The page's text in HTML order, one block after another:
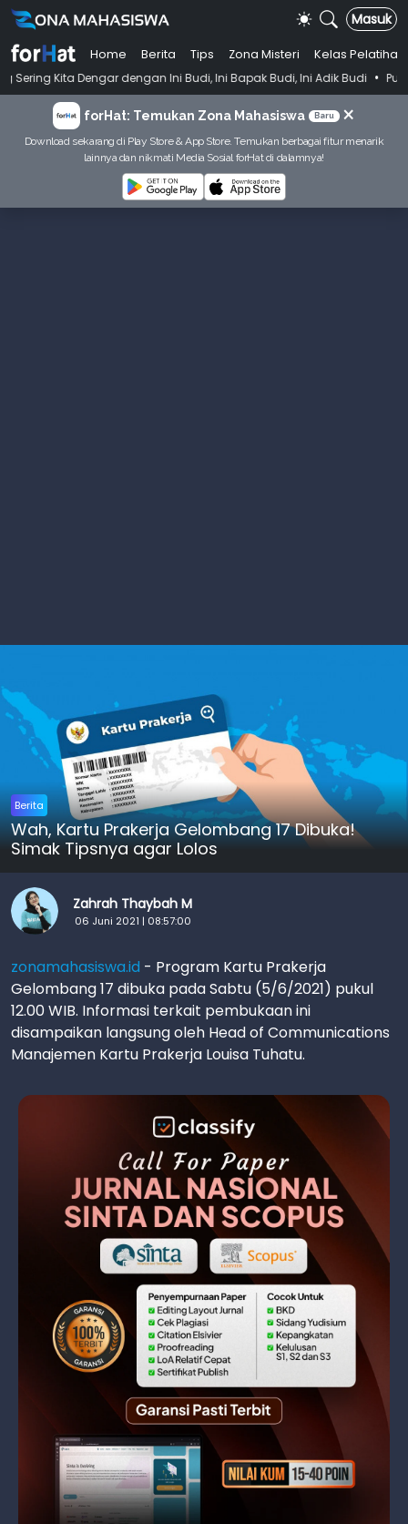
Masuk
Home Berita Tips Zona Misteri
Kelas Pelatihan
Dengar dengan Ini Budi, Ini Bapak Budi, Ini Adik Budi • Punya
forHat: Temukan Zona Mahasiswa Baru ×
Download sekarang di Play Store & App Store. Temukan berbagai fitur menarik
lainnya dan nikmati Media Sosial forHat di dalamnya!
Berita
Wah, Kartu Prakerja Gelombang 17 Dibuka!
Simak Tipsnya agar Lolos
Zahrah Thaybah M
06 Juni 2021 | 08:57:00
zonamahasiswa.id - Program Kartu Prakerja
Gelombang 17 dibuka pada Sabtu (5/6/2021) pukul
12.00 WIB. Informasi terkait pembukaan ini
disampaikan langsung oleh Head of Communications
Manajemen Kartu Prakerja Louisa Tuhatu.